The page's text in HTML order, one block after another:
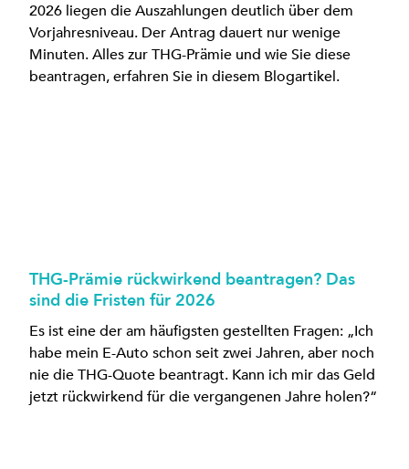
2026 liegen die Auszahlungen deutlich über dem
Vorjahresniveau. Der Antrag dauert nur wenige
Minuten. Alles zur THG-Prämie und wie Sie diese
beantragen, erfahren Sie in diesem Blogartikel.
THG-Prämie rückwirkend beantragen? Das
sind die Fristen für 2026
Es ist eine der am häufigsten gestellten Fragen: „Ich
habe mein E-Auto schon seit zwei Jahren, aber noch
nie die THG-Quote beantragt. Kann ich mir das Geld
jetzt rückwirkend für die vergangenen Jahre holen?“